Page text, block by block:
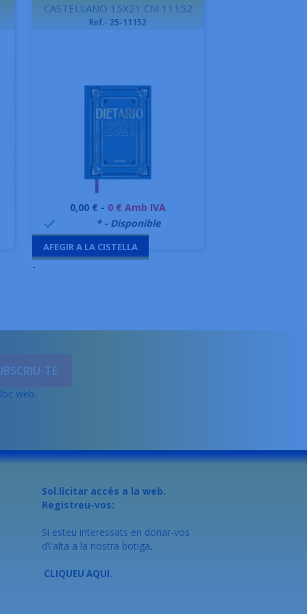
CASTELLANO 15X21 CM 11152
Ref.- 25-11152
Vista ràpida
Preu
0,00 € - 0 € Amb IVA
 * - Disponible
AFEGIR A LA CISTELLA
-
web.
Sol.licitar accés a la web.
Registreu-vos:
Si esteu interessats en donar-vos
d\'alta a la nostra botiga,
CLIQUEU AQUI.